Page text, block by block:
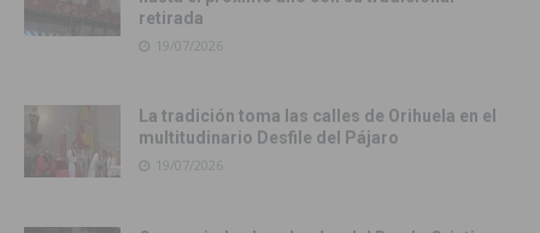
retirada
19/07/2026
La tradición toma las calles de Orihuela en el
multitudinario Desfile del Pájaro
19/07/2026